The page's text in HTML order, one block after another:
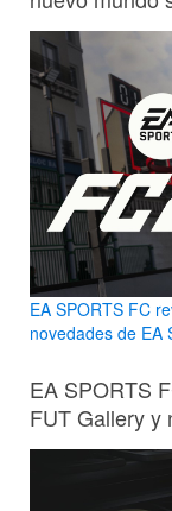
EA SPORTS FC
novedades de EA
EA SPORTS
FUT Gallery y